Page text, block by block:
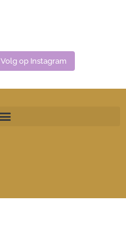
Volg op Instagram